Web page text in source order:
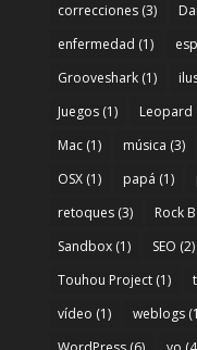
correcciones(3)
enfermedad (1)
Grooveshark(1)
Juegos(1) Leopard
Mac(1) música (3)
OSX(1) papá (1)
retoques(3) Rock
Sandbox(1) SEO (2)
Touhou Project(1)
vídeo (1) weblogs